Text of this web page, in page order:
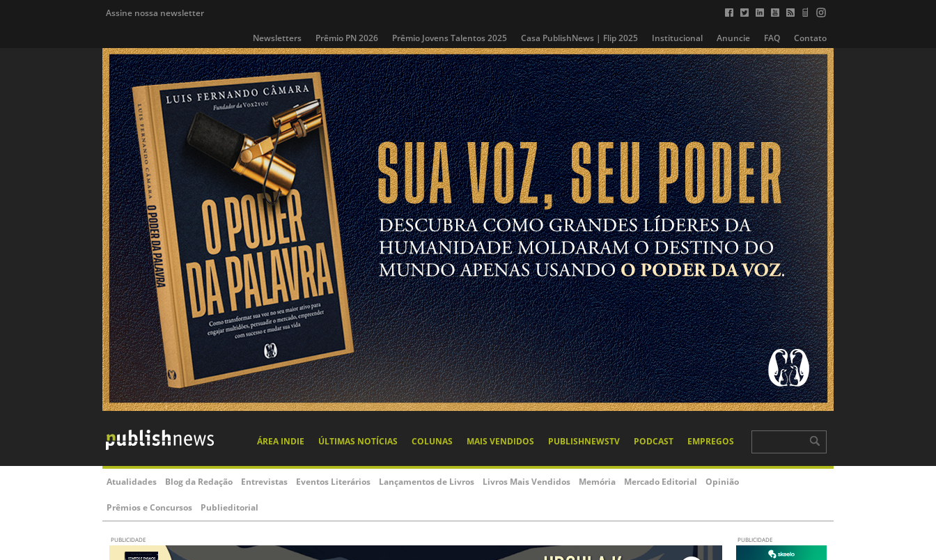
Assine nossa newsletter
Newsletters Prêmio PN 2026 Prêmio Jovens Talentos 2025 Casa PublishNews | Flip 2025 Institucional Anuncie FAQ Contato
ÁREA INDIE ÚLTIMAS NOTÍCIAS COLUNAS MAIS VENDIDOS PUBLISHNEWSTV PODCAST EMPREGOS
Atualidades Blog da Redação Entrevistas Eventos Literários Lançamentos de Livros Livros Mais Vendidos Memória Mercado Editorial Opinião
Prêmios e Concursos Publieditorial
PUBLICIDADE PUBLICIDADE